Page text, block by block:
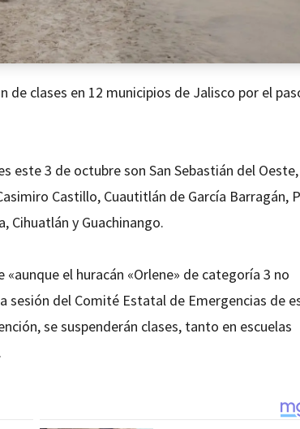
de clases en 12 municipios de Jalisco por el
este 3 de octubre son San Sebastián del Oeste,
Castillo, Cuautitlán de García Barragán,
Cihuatlán y Guachinango.
el huracán «Orlene» de categoría 3 no
del Comité Estatal de Emergencias de
se suspenderán clases, tanto en escuelas